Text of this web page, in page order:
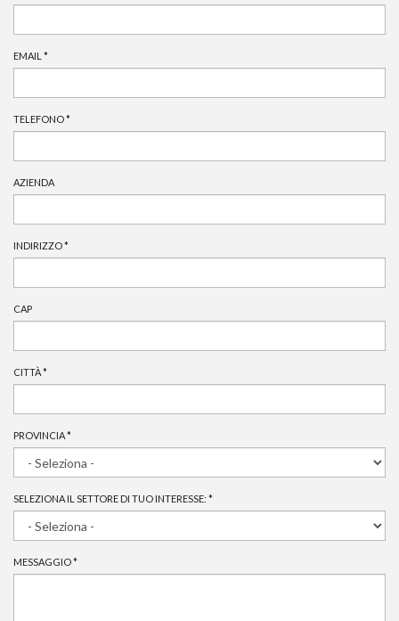
EMAIL *
TELEFONO*
AZIENDA
INDIRIZZO*
CAP
CITTÀ*
PROVINCIA*
SELEZIONA IL SETTORE DI TUO INTERESSE: *
MESSAGGIO*